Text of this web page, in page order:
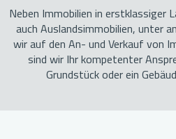
Neben Immobilien in erstklassiger
auch Auslandsimmobilien, unter
wir auf den An- und Verkauf von
sind wir Ihr kompetenter
Grundstück oder ein